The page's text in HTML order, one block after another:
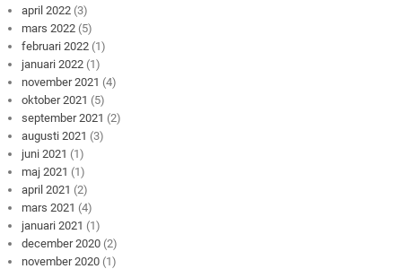
april 2022 (3)
mars 2022 (5)
februari 2022 (1)
januari 2022 (1)
november 2021 (4)
oktober 2021 (5)
september 2021 (2)
augusti 2021 (3)
juni 2021 (1)
maj 2021 (1)
april 2021 (2)
mars 2021 (4)
januari 2021 (1)
december 2020 (2)
november 2020 (1)